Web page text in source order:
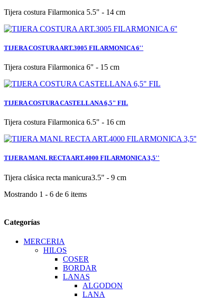
Tijera costura Filarmonica 5.5" - 14 cm
TIJERA COSTURA ART.3005 FILARMONICA 6''
Tijera costura Filarmonica 6" - 15 cm
TIJERA COSTURA CASTELLANA 6,5" FIL
Tijera costura Filarmonica 6.5" - 16 cm
TIJERA MANI. RECTA ART.4000 FILARMONICA 3,5''
Tijera clásica recta manicura3.5" - 9 cm
Mostrando 1 - 6 de 6 items
Categorías
MERCERIA
HILOS
COSER
BORDAR
LANAS
ALGODON
LANA